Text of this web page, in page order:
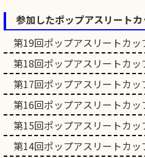
参加したポップアスリート
第19回ポップアスリートカッ
第18回ポップアスリートカッ
第17回ポップアスリートカッ
第16回ポップアスリートカッ
第15回ポップアスリートカッ
第14回ポップアスリートカッ